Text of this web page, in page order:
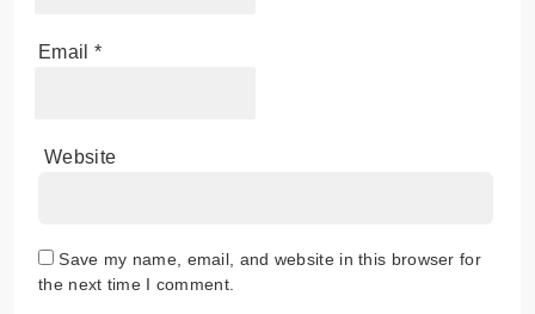
Email *
Website
Save my name, email, and website in this browser for
the next time I comment.